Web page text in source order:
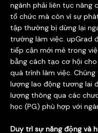
ngành phải liên tục nâng
tổ chức mà còn vì sự
tập thường bị dừng lại
trường làm việc. upGrad
tiếp cận mới mẻ trong
bằng cách tạo cơ hội
quá trình làm việc.
lượng lao động tương lai
lượng thông qua các
học (PG) phù hợp với
Duy trì sự năng động và